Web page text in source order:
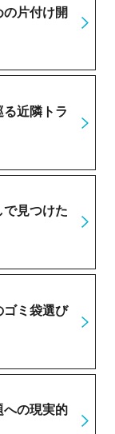
片付け開
近隣トラ
で見つけた
ゴミ袋選び
への現実的